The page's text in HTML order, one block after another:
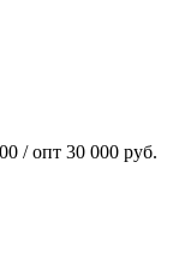
/ опт 30 000 руб.